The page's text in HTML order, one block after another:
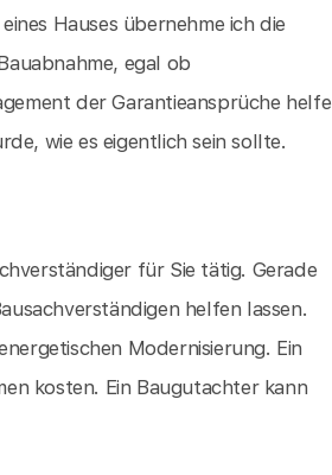
Hauses übernehme ich die
egal ob
der Garantieansprüche helfe
wie es eigentlich sein sollte.
für Sie tätig. Gerade
helfen lassen.
Modernisierung. Ein
kosten. Ein Baugutachter kann